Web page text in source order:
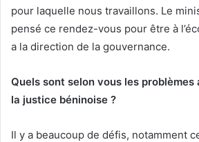
pour laquelle nous travaillons. Le
pensé ce rendez-vous pour être à
a la direction de la gouvernance.
Quels sont selon vous les
la justice béninoise ?
Il y a beaucoup de défis, notamment